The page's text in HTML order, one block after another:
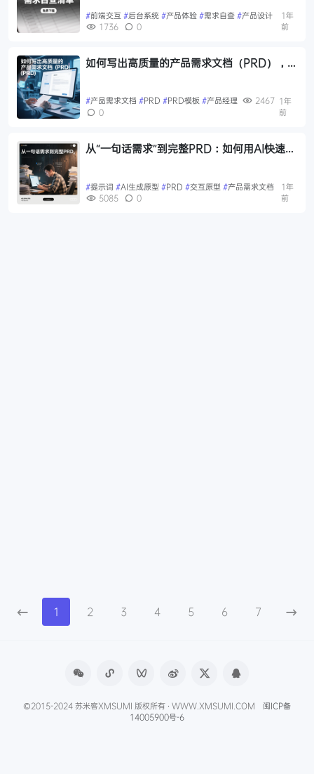
#前端交互 #后台系统 #产品体验 #需求自查 #产品设计
1736
0
1年
前
如何写出高质量的产品需求文档（PRD），
#产品需求文档 #PRD #PRD模板 #产品经理
2467
0
1年
前
从“一句话需求”到完整PRD：如何用AI快速构
#提示词 #AI生成原型 #PRD #交互原型 #产品需求文档
5085
0
1年
前
1 2 3 4 5 6 7
©2015-2024 苏米客XMSUMI 版权所有 · WWW.XMSUMI.COM 闽ICP备
14005900号-6